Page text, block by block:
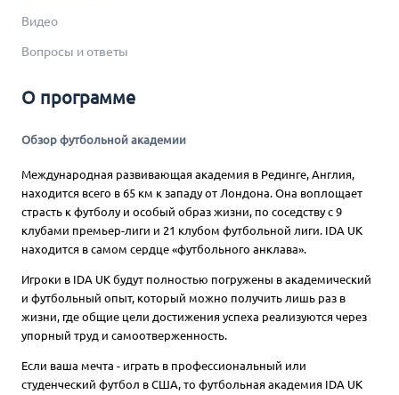
Видео
Вопросы и ответы
О программе
Обзор футбольной академии
Международная развивающая академия в Рединге, Англия,
находится всего в 65 км к западу от Лондона. Она воплощает
страсть к футболу и особый образ жизни, по соседству с 9
клубами премьер-лиги и 21 клубом футбольной лиги. IDA UK
находится в самом сердце «футбольного анклава».
Игроки в IDA UK будут полностью погружены в академический
и футбольный опыт, который можно получить лишь раз в
жизни, где общие цели достижения успеха реализуются через
упорный труд и самоотверженность.
Если ваша мечта - играть в профессиональный или
студенческий футбол в США, то футбольная академия IDA UK